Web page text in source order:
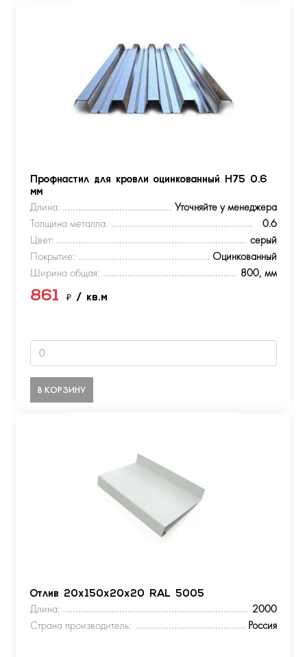
Профнастил для кровли оцинкованный Н75 0.6
мм
Длина:
Уточняйте у менеджера
Толщина металла:
0.6
Цвет:
серый
Покрытие:
Оцинкованный
Ширина общая:
800, мм
861 ₽ / кв.м
В КОРЗИНУ
Отлив 20х150х20х20 RAL 5005
Длина:
2000
Страна производитель:
Россия